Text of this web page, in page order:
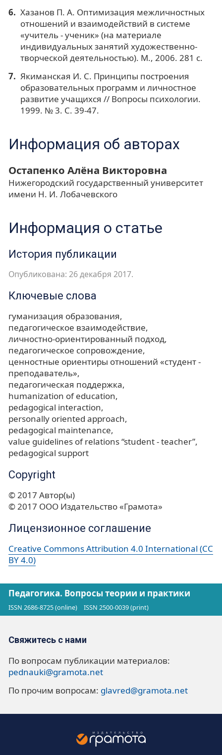
Хазанов П. А. Оптимизация межличностных
отношений и взаимодействий в системе
«учитель - ученик» (на материале
индивидуальных занятий художественно-
творческой деятельностью). М., 2006. 281 с.
Якиманская И. С. Принципы построения
образовательных программ и личностное
развитие учащихся // Вопросы психологии.
1999. № 3. С. 39-47.
Информация об авторах
Остапенко Алёна Викторовна
Нижегородский государственный университет
имени Н. И. Лобачевского
Информация о статье
История публикации
Опубликована: 26 декабря 2017.
Ключевые слова
гуманизация образования
педагогическое взаимодействие
личностно-ориентированный подход
педагогическое сопровождение
ценностные ориентиры отношений «студент -
преподаватель»
педагогическая поддержка
humanization of education
pedagogical interaction
personally oriented approach
pedagogical maintenance
value guidelines of relations “student - teacher”
pedagogical support
Copyright
© 2017 Автор(ы)
© 2017 ООО Издательство «Грамота»
Лицензионное соглашение
Creative Commons Attribution 4.0 International (CC
BY 4.0)
Педагогика. Вопросы теории и практики
ISSN 2686-8725 (online) ISSN 2500-0039 (print)
Свяжитесь с нами
По вопросам публикации материалов:
pednauki@gramota.net
По прочим вопросам: glavred@gramota.net